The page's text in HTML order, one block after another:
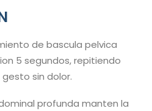
de bascula pelvica
5 segundos, repitiendo
sin dolor.
profunda manten la